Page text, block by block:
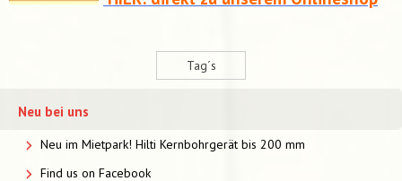
Tag´s
Neu bei uns
Neu im Mietpark! Hilti Kernbohrgerät bis 200 mm
Find us on Facebook